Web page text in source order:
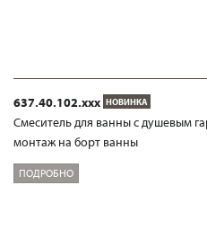
637.40.102.xxx НОВИНКА
Смеситель для ванны с душевым
монтаж на борт ванны
ПОДРОБНО